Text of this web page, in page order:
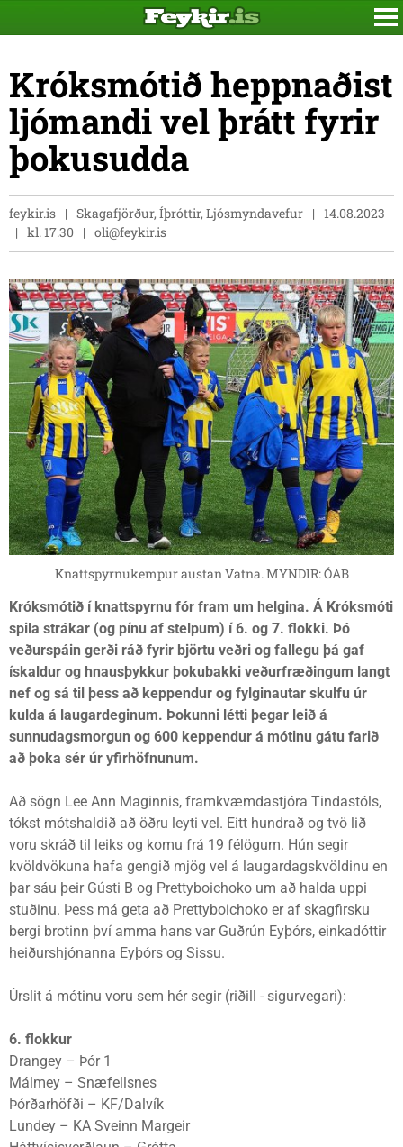
Króksmótið heppnaðist
ljómandi vel þrátt fyrir
þokusudda
feykir.is Skagafjörður, Íþróttir, Ljósmyndavefur
14.08.2023
kl. 17.30
oli@feykir.is
Knattspyrnukempur austan Vatna. MYNDIR: ÓAB
Króksmótið í knattspyrnu fór fram um helgina. Á Króksmóti
spila strákar (og pínu af stelpum) í 6. og 7. flokki. Þó
veðurspáin gerði ráð fyrir björtu veðri og fallegu þá gaf
ískaldur og hnausþykkur þokubakki veðurfræðingum langt
nef og sá til þess að keppendur og fylginautar skulfu úr
kulda á laugardeginum. Þokunni létti þegar leið á
sunnudagsmorgun og 600 keppendur á mótinu gátu farið
að þoka sér úr yfirhöfnunum.
Að sögn Lee Ann Maginnis, framkvæmdastjóra Tindastóls,
tókst mótshaldið að öðru leyti vel. Eitt hundrað og tvö lið
voru skráð til leiks og komu frá 19 félögum. Hún segir
kvöldvökuna hafa gengið mjög vel á laugardagskvöldinu en
þar sáu þeir Gústi B og Prettyboichoko um að halda uppi
stuðinu. Þess má geta að Prettyboichoko er af skagfirsku
bergi brotinn því amma hans var Guðrún Eyþórs, einkadóttir
heiðurshjónanna Eyþórs og Sissu.
Úrslit á mótinu voru sem hér segir (riðill - sigurvegari):
6. flokkur
Drangey – Þór 1
Málmey – Snæfellsnes
Þórðarhöfði – KF/Dalvík
Lundey – KA Sveinn Margeir